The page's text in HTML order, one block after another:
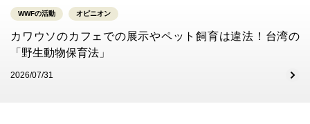
WWFの活動 オピニオン
カワウソのカフェでの展示やペット飼育は違法！台湾の
「野生動物保育法」
2026/07/31